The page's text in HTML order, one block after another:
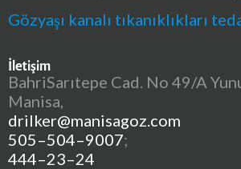
Gözyaşı kanalı tıkanıklıkları
İletişim
BahriSarıtepe Cad. No 49/A
Manisa,
drilker@manisagoz.com
505–504–9007;
444–23–24